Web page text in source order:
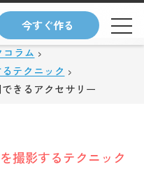
今すぐ作る
コラム
テクニック
きるアクセサリー
撮影するテクニック